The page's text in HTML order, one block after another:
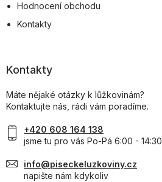
Hodnocení obchodu
Kontakty
Kontakty
Máte nějaké otázky k lůžkovinám?
Kontaktujte nás, rádi vám poradíme.
+420 608 164 138
jsme tu pro vás Po-Pá 6:00 - 14:30
info@piseckeluzkoviny.cz
napište nám kdykoliv